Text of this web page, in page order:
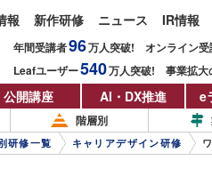
報 新作研修 ニュース IR情報
年間受講者96万人突破! オンライン
Leafユーザー540万人突破! 事業拡大
公開講座 AI・DX推進 e
階層別
研修一覧 キャリアデザイン研修